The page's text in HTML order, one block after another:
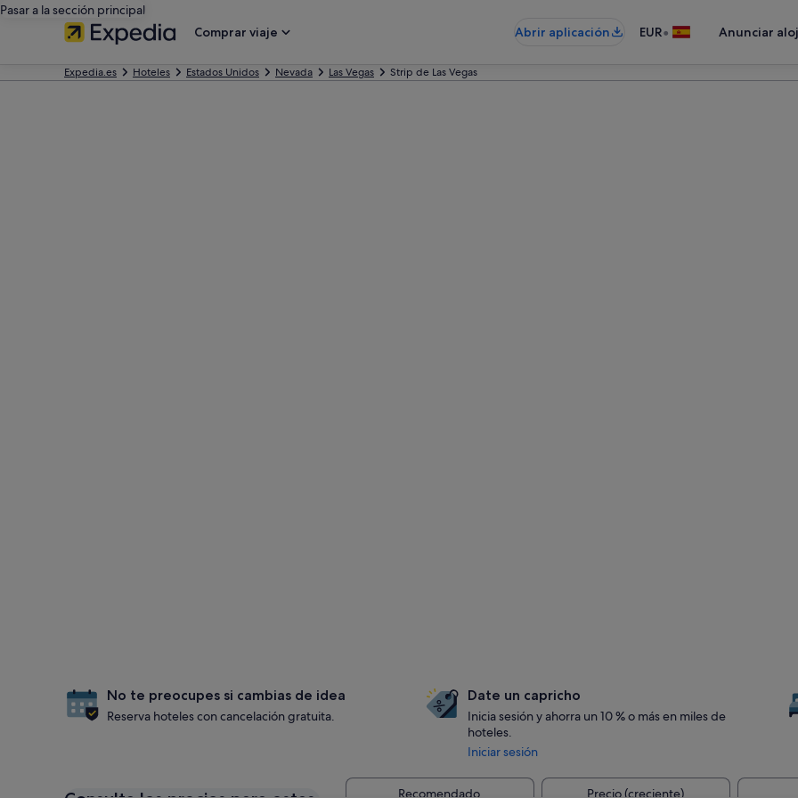
Pasar a la sección principal
Comprar viaje
Abrir aplicación EUR• Anunciar
Expedia.es Hoteles Estados Unidos Nevada Las Vegas Strip de Las Vegas
No te preocupes si cambias de idea
Reserva hoteles con cancelación gratuita.
Date un capricho
Inicia sesión y ahorra un 10 % o más en miles de
hoteles.
Iniciar sesión
Recomendado Precio (creciente)